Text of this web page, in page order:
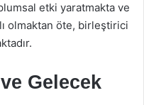
etki yaratmakta ve
olmaktan öte, birleştirici
Gelecek